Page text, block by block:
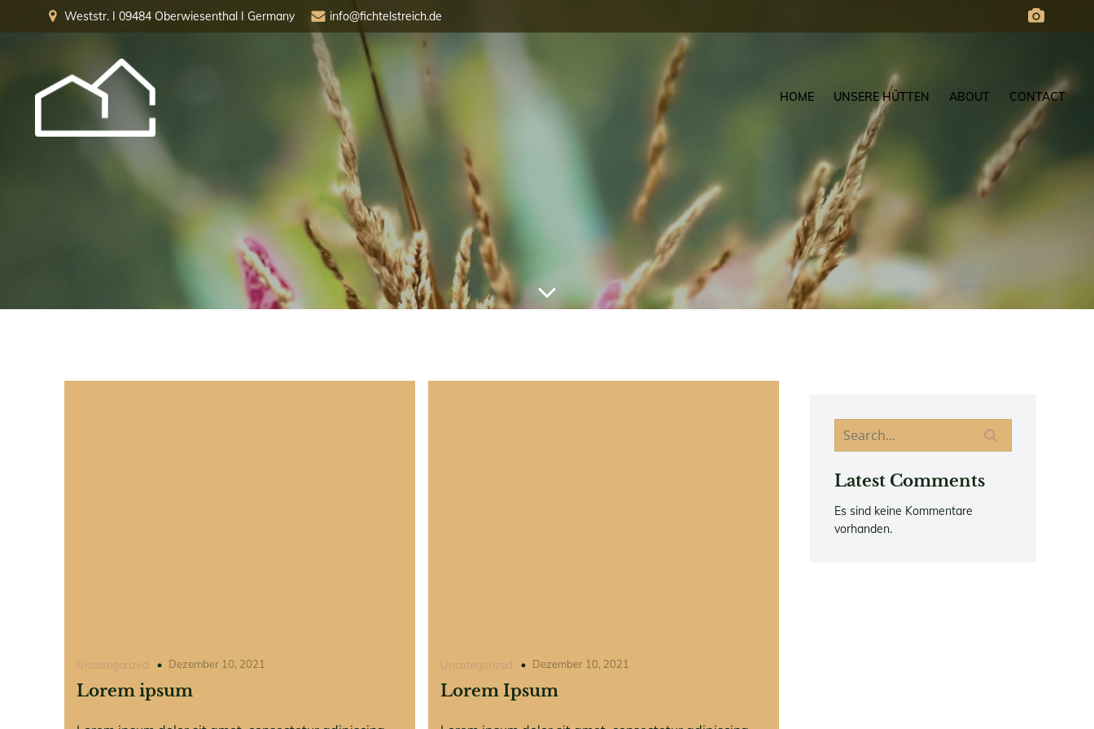
Weststr. I 09484 Oberwiesenthal I Germany info@fichtelstreich.de
HOME UNSERE HÜTTEN ABOUT CONTACT
Uncategorized Dezember 10, 2021
Lorem ipsum
Uncategorized Dezember 10, 2021
Lorem Ipsum
Latest Comments
Es sind keine Kommentare
vorhanden.